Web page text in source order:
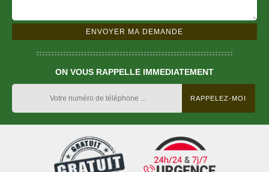
ON VOUS RAPPELLE IMMEDIATEMENT